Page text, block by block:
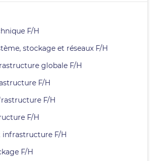
F/H
stockage et réseaux F/H
globale F/H
F/H
F/H
F/H
infrastructure F/H
F/H